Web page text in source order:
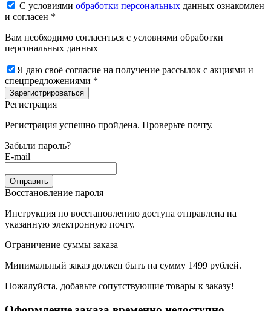
С условиями обработки персональных данных ознакомлен
и согласен *
Вам необходимо согласиться с условиями обработки
персональных данных
Я даю своё согласие на получение рассылок с акциями и
спецпредложениями *
Зарегистрироваться
Регистрация
Регистрация успешно пройдена. Проверьте почту.
Забыли пароль?
E-mail
Отправить
Восстановление пароля
Инструкция по восстановлению доступа отправлена на
указанную электронную почту.
Ограничение суммы заказа
Минимальный заказ должен быть на сумму 1499 рублей.
Пожалуйста, добавьте сопутствующие товары к заказу!